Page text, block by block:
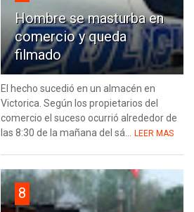
Hombre se masturba en
comercio y queda
filmado
El hecho sucedió en un almacén en
Victorica. Según los propietarios del
comercio el suceso ocurrió alrededor de
las 8:30 de la mañana del sá... LEER MAS
8